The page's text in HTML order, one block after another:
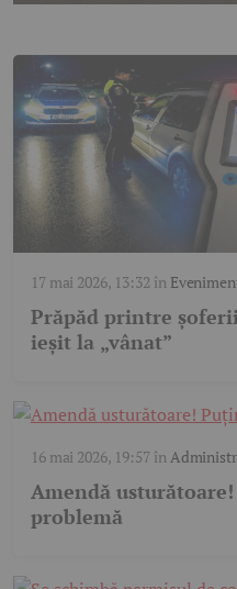
17 mai 2026, 13:32 în
Prăpăd printre
ieșit la „vânat”
16 mai 2026, 19:57în
Amendă
problemă